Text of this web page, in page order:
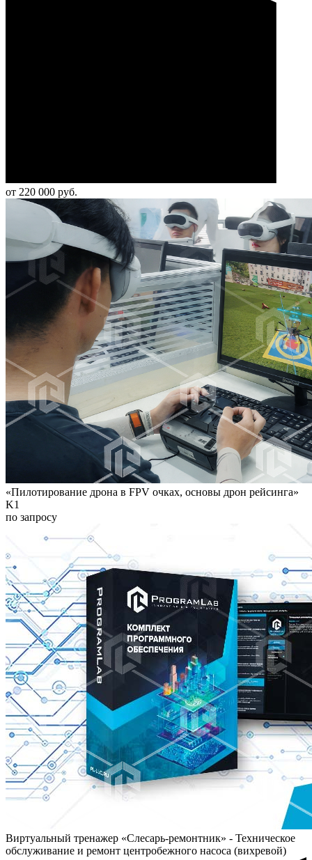
от 220 000 руб.
«Пилотирование дрона в FPV очках, основы дрон рейсинга»
K1
по запросу
Виртуальный тренажер «Слесарь-ремонтник» - Техническое
обслуживание и ремонт центробежного насоса (вихревой)